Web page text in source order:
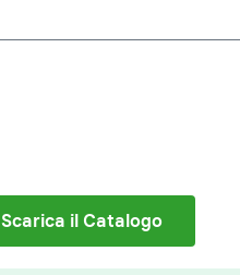
Scarica il Catalogo